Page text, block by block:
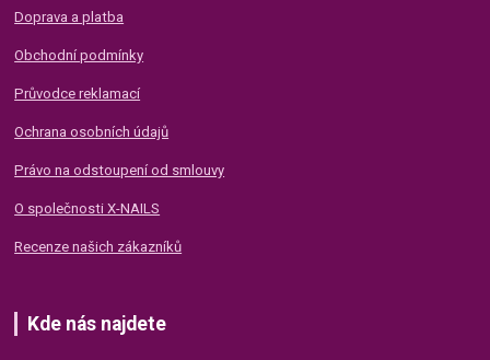
Doprava a platba
Obchodní podmínky
Průvodce reklamací
Ochrana osobních údajů
Právo na odstoupení od smlouvy
O společnosti X-NAILS
Recenze našich zákazníků
Kde nás najdete